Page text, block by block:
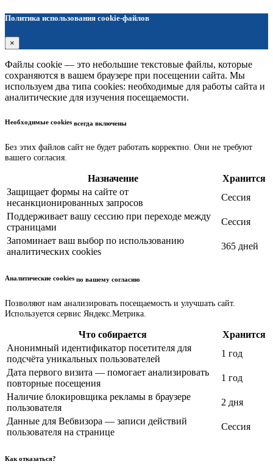
Политика использования cookie-файлов
×
Файлы cookie — это небольшие текстовые файлы, которые
сохраняются в вашем браузере при посещении сайта. Мы
используем два типа cookies: необходимые для работы сайта и
аналитические для изучения посещаемости.
Необходимые cookies всегда включены
Без этих файлов сайт не будет работать корректно. Они не требуют
вашего согласия.
Назначение
Хранится
Защищает формы на сайте от
несанкционированных запросов
Сессия
Поддерживает вашу сессию при переходе между
страницами
Сессия
Запоминает ваш выбор по использованию
аналитических cookies
365 дней
Аналитические cookies по вашему согласию
Позволяют нам анализировать посещаемость и улучшать сайт.
Используется сервис Яндекс.Метрика.
Что собирается
Хранится
Анонимный идентификатор посетителя для
подсчёта уникальных пользователей
1 год
Дата первого визита — помогает анализировать
повторные посещения
1 год
Наличие блокировщика рекламы в браузере
пользователя
2 дня
Данные для Вебвизора — записи действий
пользователя на странице
Сессия
Как отказаться?